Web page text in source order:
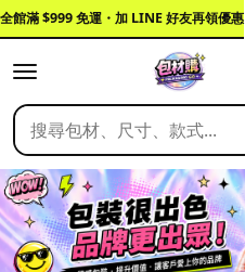
全館滿 $999 免運・加 LINE 好友再領優惠